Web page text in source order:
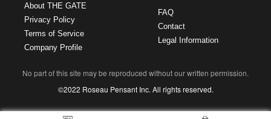
About THE GATE
Privacy Policy
Terms of Service
Company Profile
FAQ
Contact
Legal Information
No part of this site may be reproduced without our written permission.
©2022 Roseau Pensant Inc. All rights reserved.